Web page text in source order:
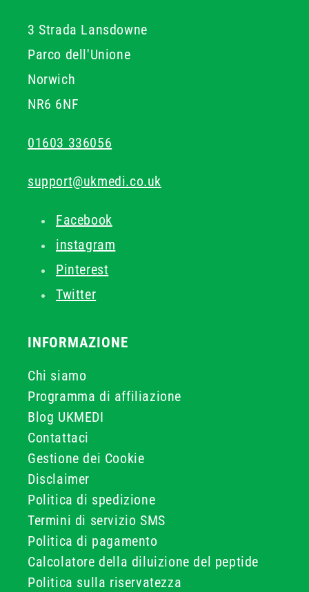
3 Strada Lansdowne
Parco dell'Unione
Norwich
NR6 6NF
01603 336056
support@ukmedi.co.uk
Facebook
instagram
Pinterest
Twitter
INFORMAZIONE
Chi siamo
Programma di affiliazione
Blog UKMEDI
Contattaci
Gestione dei Cookie
Disclaimer
Politica di spedizione
Termini di servizio SMS
Politica di pagamento
Calcolatore della diluizione del peptide
Politica sulla riservatezza